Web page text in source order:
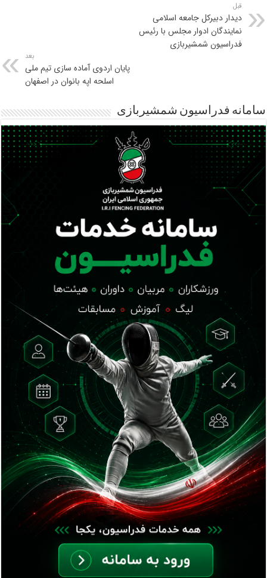
قبل
دیدار دبیرکل جامعه اسلامی
نمایندگان ادوار مجلس با رئيس
فدراسیون شمشیربازی
بعد
پایان اردوی آماده سازی تیم ملی
اسلحه اپه بانوان در اصفهان
سامانه فدراسیون شمشیربازی